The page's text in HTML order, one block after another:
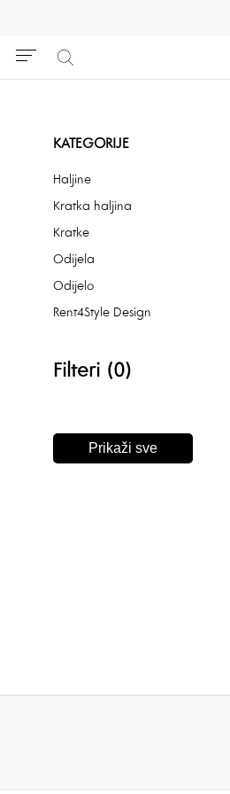
KATEGORIJE
Haljine
Kratka haljina
Kratke
Odijela
Odijelo
Rent4Style Design
Filteri (0)
Prikaži sve